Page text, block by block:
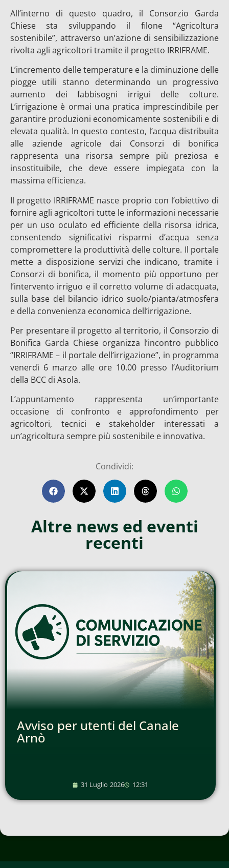
All’interno di questo quadro, il Consorzio Garda
Chiese sta sviluppando il filone “Agricoltura
sostenibile”, attraverso un’azione di sensibilizzazione
rivolta agli agricoltori tramite il progetto IRRIFRAME.
L’incremento delle temperature e la diminuzione delle
piogge utili stanno determinando un progressivo
aumento dei fabbisogni irrigui delle colture.
L’irrigazione è ormai una pratica imprescindibile per
garantire produzioni economicamente sostenibili e di
elevata qualità. In questo contesto, l’acqua distribuita
alle aziende agricole dai Consorzi di bonifica
rappresenta una risorsa sempre più preziosa e
insostituibile, che deve essere impiegata con la
massima efficienza.
Il progetto IRRIFRAME nasce proprio con l’obiettivo di
fornire agli agricoltori tutte le informazioni necessarie
per un uso oculato ed efficiente della risorsa idrica,
consentendo significativi risparmi d’acqua senza
compromettere la produttività delle colture. Il portale
mette a disposizione servizi che indicano, tramite i
Consorzi di bonifica, il momento più opportuno per
l’intervento irriguo e il corretto volume di adacquata,
sulla base del bilancio idrico suolo/pianta/atmosfera
e della convenienza economica dell’irrigazione.
Per presentare il progetto al territorio, il Consorzio di
Bonifica Garda Chiese organizza l’incontro pubblico
“IRRIFRAME – il portale dell’irrigazione”, in programma
venerdì 6 marzo alle ore 10.00 presso l’Auditorium
della BCC di Asola.
L’appuntamento rappresenta un’importante
occasione di confronto e approfondimento per
agricoltori, tecnici e stakeholder interessati a
un’agricoltura sempre più sostenibile e innovativa.
Condividi:
Altre news ed eventi
recenti
Avviso per utenti del Canale
Arnò
31 Luglio 2026 12:31